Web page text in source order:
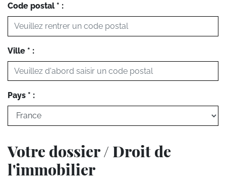
Code postal * :
Ville * :
Pays * :
Votre dossier / Droit de
l'immobilier